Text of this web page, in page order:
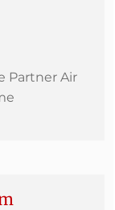
Partner Air